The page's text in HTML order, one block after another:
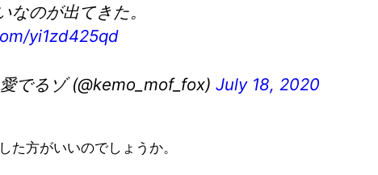
のが出てきた。
yi1zd425qd
でるゾ (@kemo_mof_fox) July 18, 2020
方がいいのでしょうか。